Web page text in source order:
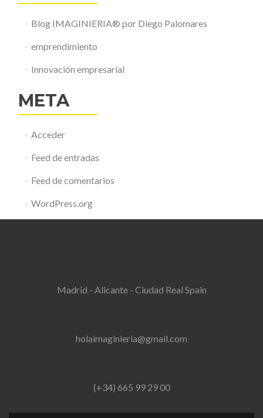
Blog IMAGINIERIA® por Diego Palomares
emprendimiento
Innovación empresarial
META
Acceder
Feed de entradas
Feed de comentarios
WordPress.org
Madrid - Alicante - Ciudad Real Spain
holaimaginieria@gmail.com
(+34) 665 99 29 00